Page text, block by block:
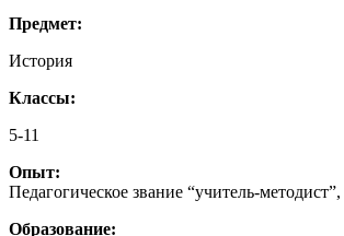
Предмет:
История
Классы:
5-11
Опыт:
Педагогическое звание “учитель-
Образование: